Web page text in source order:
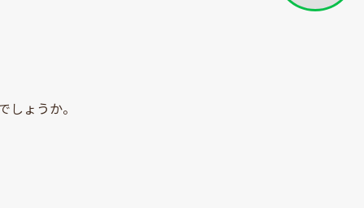
ょうか。